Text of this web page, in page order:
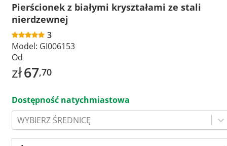
Pierścionek z białymi kryształami ze stali
nierdzewnej
3
Model: GI006153
Od
zł67,70
Dostępność natychmiastowa
WYBIERZ ŚREDNICĘ